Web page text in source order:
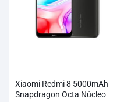
Xiaomi Redmi 8 5000mAh
Snapdragon Octa Núcleo